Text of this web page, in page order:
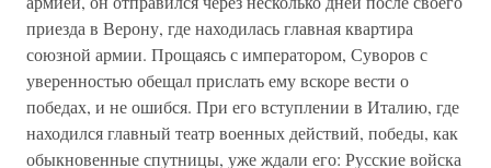
приезда в Верону, где находилась главная квартира
союзной армии. Прощаясь с императором, Суворов с
уверенностью обещал прислать ему вскоре вести о
победах, и не ошибся. При его вступлении в Италию, где
находился главный театр военных действий, победы, как
обыкновенные спутницы, уже ждали его: Русские войска